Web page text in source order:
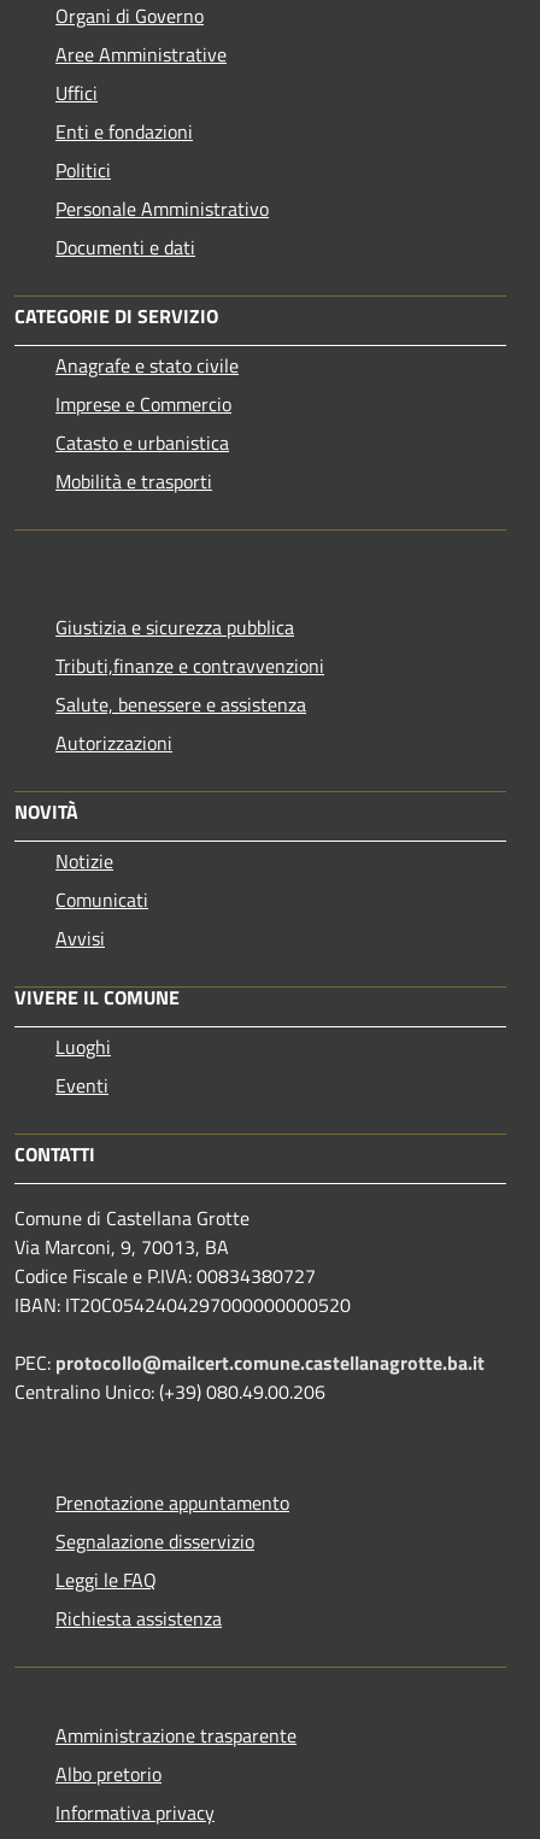
Organi di Governo
Aree Amministrative
Uffici
Enti e fondazioni
Politici
Personale Amministrativo
Documenti e dati
CATEGORIE DI SERVIZIO
Anagrafe e stato civile
Imprese e Commercio
Catasto e urbanistica
Mobilità e trasporti
Giustizia e sicurezza pubblica
Tributi,finanze e contravvenzioni
Salute, benessere e assistenza
Autorizzazioni
NOVITÀ
Notizie
Comunicati
Avvisi
VIVERE IL COMUNE
Luoghi
Eventi
CONTATTI
Comune di Castellana Grotte
Via Marconi, 9, 70013, BA
Codice Fiscale e P.IVA: 00834380727
IBAN: IT20C0542404297000000000520
PEC: protocollo@mailcert.comune.castellanagrotte.ba.it
Centralino Unico: (+39) 080.49.00.206
Prenotazione appuntamento
Segnalazione disservizio
Leggi le FAQ
Richiesta assistenza
Amministrazione trasparente
Albo pretorio
Informativa privacy